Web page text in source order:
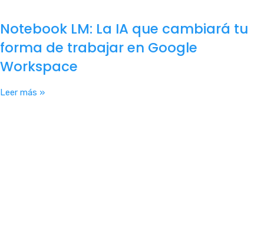
Notebook LM: La IA que cambiará tu
forma de trabajar en Google
Workspace
Leer más »